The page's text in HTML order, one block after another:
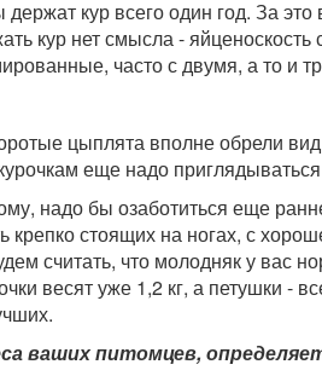
кур всего один год. За
кур нет смысла - яйценоскость
часто с двумя, а то и
цыплята вполне обрели
еще надо
надо бы озаботиться еще
крепко стоящих на ногах, с
считать, что молодняк у вас
весят уже 1,2 кг, а петушки -
ваших питомцев,